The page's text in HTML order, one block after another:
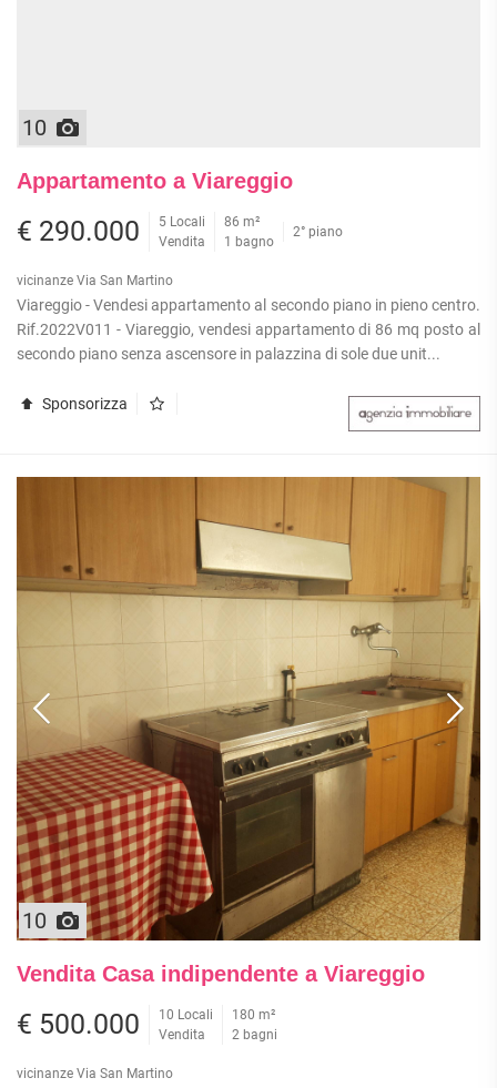
10
Appartamento a Viareggio
€ 290.000
5 Locali
Vendita
86 m²
1 bagno
2° piano
vicinanze Via San Martino
Viareggio - Vendesi appartamento al secondo piano in pieno centro.
Rif.2022V011 - Viareggio, vendesi appartamento di 86 mq posto al
secondo piano senza ascensore in palazzina di sole due unit...
Sponsorizza
10
Vendita Casa indipendente a Viareggio
€ 500.000
10 Locali
Vendita
180 m²
2 bagni
vicinanze Via San Martino